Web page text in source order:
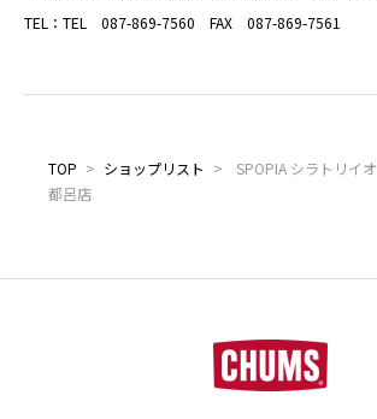
TEL：TEL 087-869-7560 FAX 087-869-7561
TOP > ショップリスト >
SPOPIA シラトリイ
都呂店